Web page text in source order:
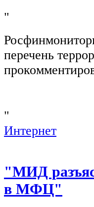
"
перечень
"
Интернет
"МИД
в МФЦ"